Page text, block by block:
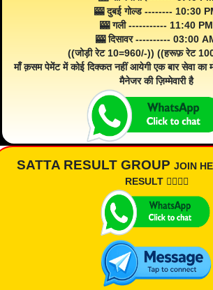
🎰 दुबई गोल्ड -------- 10:30
🎰 गली ----------- 11:40 PM
🎰 दिसावर ---------- 03:00
((जोड़ी रेट 10=960/-)) ((हरूफ़ रेट
माँ क़सम पेमेंट में कोई दिक्कत नहीं आयेगी एक बार सेवा का
मैनेजर की ज़िम्मेवारी है
SATTA RESULT GROUP JOIN
RESULT 👇🏾👇🏾